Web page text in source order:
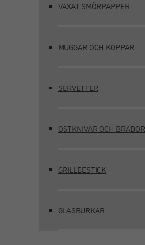
VAXAT SMÖRPAPPER
MUGGAR OCH KOPPAR
SERVETTER
OSTKNIVAR OCH BRÄDOR
GRILLBESTICK
GLASBURKAR